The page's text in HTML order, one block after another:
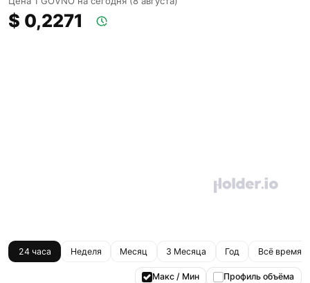
$ 0,2271
24 часа Неделя Месяц 3 Месяца Год Всё время
Макс / Мин Профиль объёма